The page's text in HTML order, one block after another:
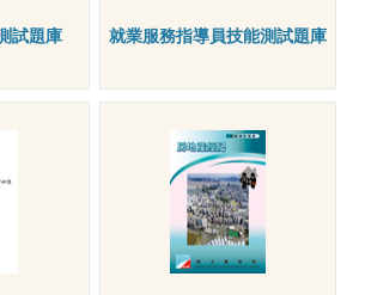
試題庫 就業服務指導員技能測試題庫